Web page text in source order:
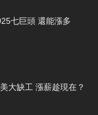
七巨頭 還能漲多
大缺工 漲薪趁現在？